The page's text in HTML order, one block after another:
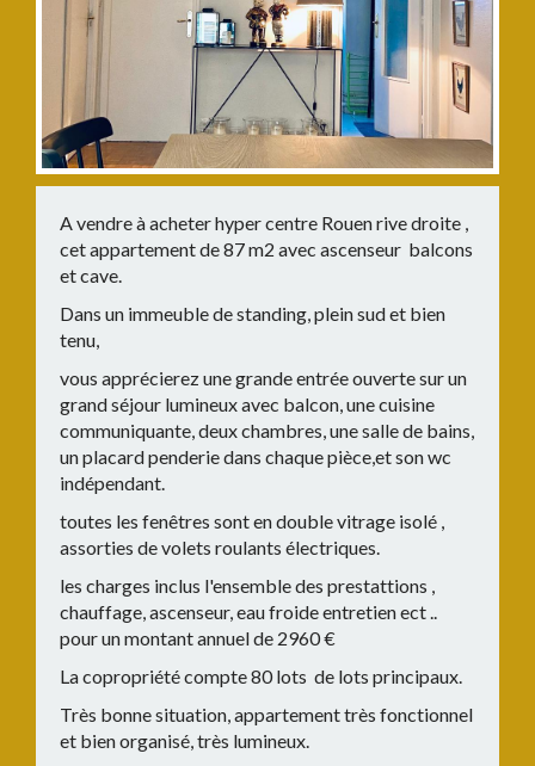
A vendre à acheter hyper centre Rouen rive droite ,
cet appartement de 87 m2 avec ascenseur balcons
et cave.
Dans un immeuble de standing, plein sud et bien
tenu,
vous apprécierez une grande entrée ouverte sur un
grand séjour lumineux avec balcon, une cuisine
communiquante, deux chambres, une salle de bains,
un placard penderie dans chaque pièce,et son wc
indépendant.
toutes les fenêtres sont en double vitrage isolé ,
assorties de volets roulants électriques.
les charges inclus l'ensemble des prestattions ,
chauffage, ascenseur, eau froide entretien ect ..
pour un montant annuel de 2960 €
La copropriété compte 80 lots de lots principaux.
Très bonne situation, appartement très fonctionnel
et bien organisé, très lumineux.